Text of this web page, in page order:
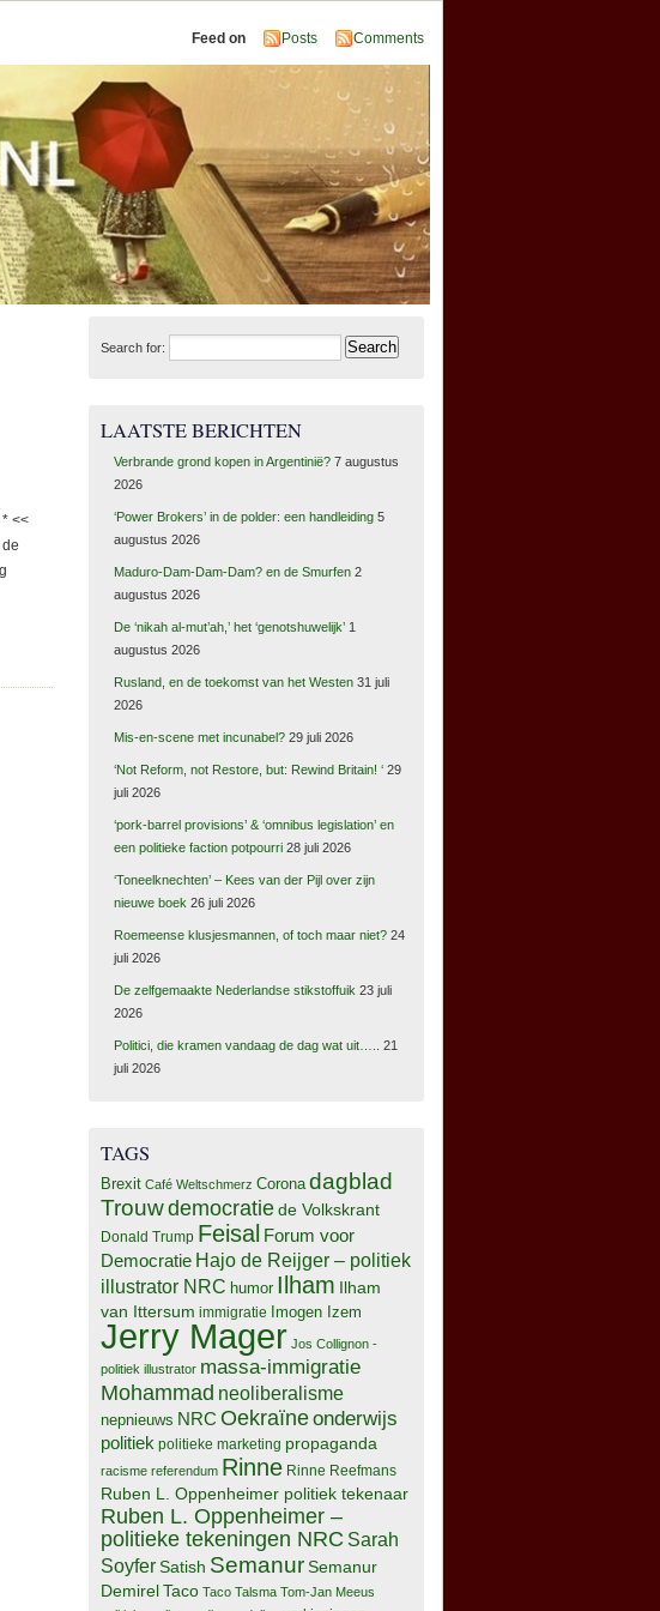
Feed on Posts Comments
<<
Search for:
LAATSTE BERICHTEN
Verbrande grond kopen in Argentinië? 7 augustus
2026
‘Power Brokers’ in de polder: een handleiding 5
augustus 2026
Maduro-Dam-Dam-Dam? en de Smurfen 2
augustus 2026
De ‘nikah al-mut’ah,’ het ‘genotshuwelijk’ 1
augustus 2026
Rusland, en de toekomst van het Westen 31 juli
2026
Mis-en-scene met incunabel? 29 juli 2026
‘Not Reform, not Restore, but: Rewind Britain! ‘ 29
juli 2026
‘pork-barrel provisions’ & ‘omnibus legislation’ en
een politieke faction potpourri 28 juli 2026
‘Toneelknechten’ – Kees van der Pijl over zijn
nieuwe boek 26 juli 2026
Roemeense klusjesmannen, of toch maar niet? 24
juli 2026
De zelfgemaakte Nederlandse stikstoffuik 23 juli
2026
Politici, die kramen vandaag de dag wat uit…..
21
juli 2026
TAGS
Brexit Café Weltschmerz Corona dagblad
Trouwdemocratiede Volkskrant
Donald Trump Feisal Forum voor
Democratie Hajo de Reijger – politiek
illustrator NRC humor Ilham Ilham
van Ittersum immigratie Imogen Izem
Jerry Mager Jos Collignon -
politiek illustrator massa-immigratie
Mohammad neoliberalisme
nepnieuws NRC Oekraïneonderwijs
politiek politieke marketing propaganda
racisme referendum Rinne Rinne Reefmans
Ruben L. Oppenheimer politiek tekenaar
Ruben L. Oppenheimer –
politieke tekeningen NRC Sarah
Soyfer Satish SemanurSemanur
DemirelTaco Taco Talsma Tom-Jan Meeus